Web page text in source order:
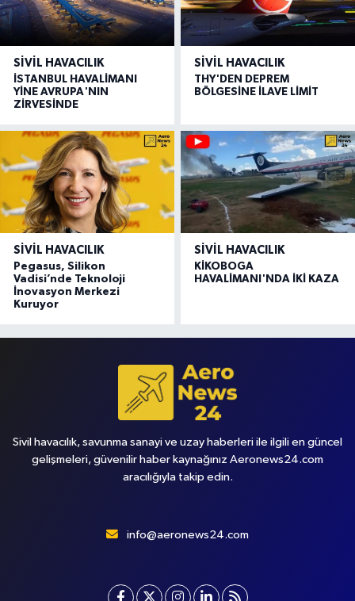
SIVIL HAVACILIK
İSTANBUL HAVALİMANI
YİNE AVRUPA'NIN
ZİRVESİNDE
SIVIL HAVACILIK
THY'DEN DEPREM
BÖLGESİNE İLAVE LİMİT
SIVIL HAVACILIK
Pegasus, Silikon
Vadisi’nde Teknoloji
İnovasyon Merkezi
Kuruyor
SIVIL HAVACILIK
KİKOBOGA
HAVALİMANI'NDA İKİ KAZA
Sivil havacılık, savunma sanayi ve uzay haberleri ile ilgili en güncel
gelişmeleri, güvenilir haber kaynağınız Aeronews24.com
aracılığıyla takip edin.
info@aeronews24.com